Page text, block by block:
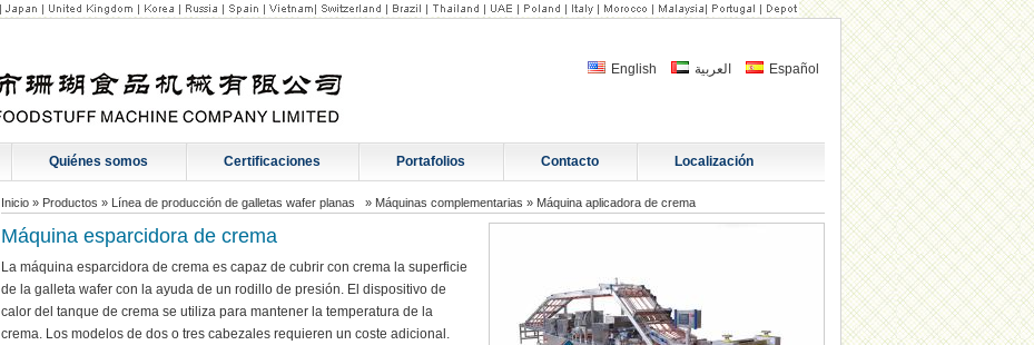
English العربية Español
Quiénes somos Certificaciones Portafolios Contacto Localización
Inicio » Productos » Línea de producción de galletas wafer planas » Máquinas complementarias » Máquina aplicadora de crema
Máquina esparcidora de crema
La máquina esparcidora de crema es capaz de cubrir con crema la superficie
de la galleta wafer con la ayuda de un rodillo de presión. El dispositivo de
calor del tanque de crema se utiliza para mantener la temperatura de la
crema. Los modelos de dos o tres cabezales requieren un coste adicional.